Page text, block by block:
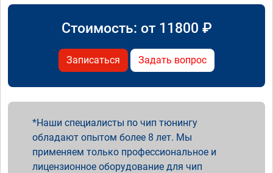
Стоимость: от 11800 ₽
Записаться Задать вопрос
Наши специалисты по чип тюнингу
обладают опытом более 8 лет. Мы
применяем только профессиональное и
лицензионное оборудование для чип